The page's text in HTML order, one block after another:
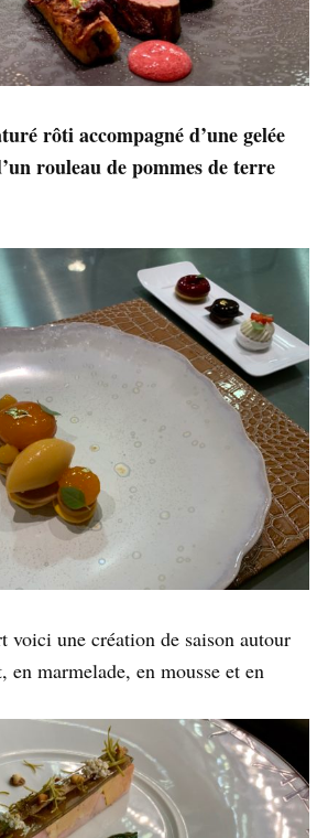
rôti accompagné d’une gelée
rouleau de pommes de terre
voici une création de saison autour
en marmelade, en mousse et en